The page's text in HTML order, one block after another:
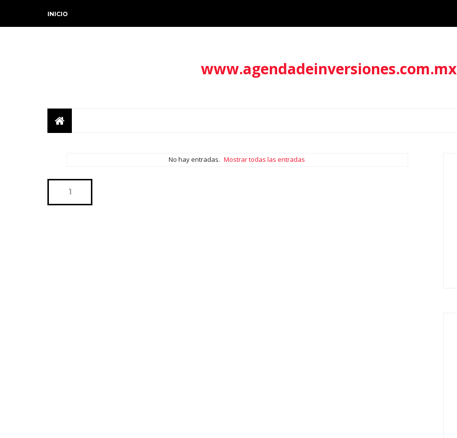
INICIO
www.agendadeinversiones.com.mx
No hay entradas. Mostrar todas las entradas
1